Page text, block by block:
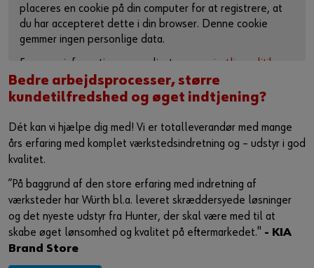
placeres en cookie på din computer for at registrere, at
du har accepteret dette i din browser. Denne cookie
gemmer ingen personlige data.
For mere information, se venligst vores
privatlivspolitik
cookie-side.
Du kan også bruge dette link til at få adgang til videoen
direkte på udbyderens plattform:
Bedre arbejdsprocesser, større
kundetilfredshed og øget indtjening?
Dét kan vi hjælpe dig med! Vi er totalleverandør med mange
års erfaring med komplet værkstedsindretning og – udstyr i god
kvalitet.
”På baggrund af den store erfaring med indretning af
værksteder har Würth bl.a. leveret skræddersyede løsninger
og det nyeste udstyr fra Hunter, der skal være med til at
skabe øget lønsomhed og kvalitet på eftermarkedet." - KIA
Brand Store